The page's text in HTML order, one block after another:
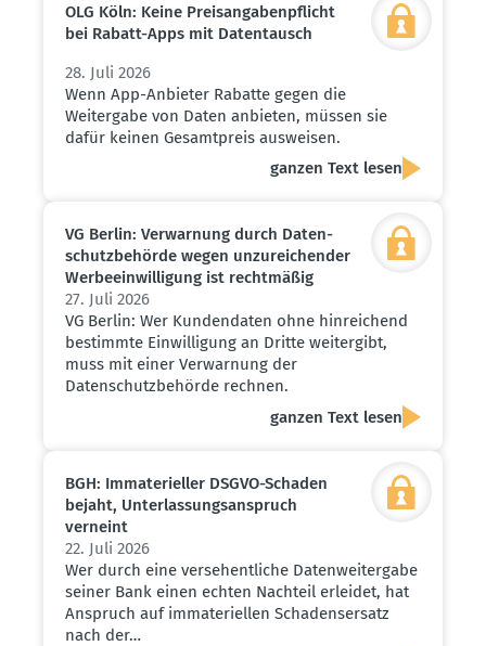
OLG Köln: Keine Preis­an­ga­ben­pflicht
bei Rabatt-Apps mit Daten­tausch
28. Juli 2026
Wenn App-Anbieter Rabatte gegen die
Weitergabe von Daten anbieten, müssen sie
dafür keinen Gesamtpreis ausweisen.
ganzen Text lesen
VG Berlin: Verwarnung durch Daten­
schutz­be­hörde wegen unzurei­chender
Werbe­ein­wil­ligung ist recht­mäßig
27. Juli 2026
VG Berlin: Wer Kundendaten ohne hinreichend
bestimmte Einwilligung an Dritte weitergibt,
muss mit einer Verwarnung der
Datenschutzbehörde rechnen.
ganzen Text lesen
BGH: Immate­ri­eller DSGVO-Schaden
bejaht, Unter­las­sungs­an­spruch
verneint
22. Juli 2026
Wer durch eine versehentliche Datenweitergabe
seiner Bank einen echten Nachteil erleidet, hat
Anspruch auf immateriellen Schadensersatz
nach der…